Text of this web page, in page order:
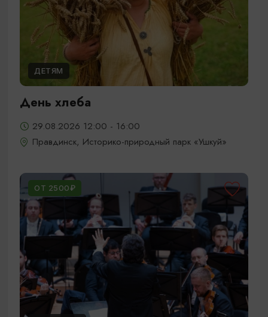
ДЕТЯМ
День хлеба
29.08.2026 12:00 - 16:00
Правдинск, Историко-природный парк «Ушкуй»
ОТ 2500₽